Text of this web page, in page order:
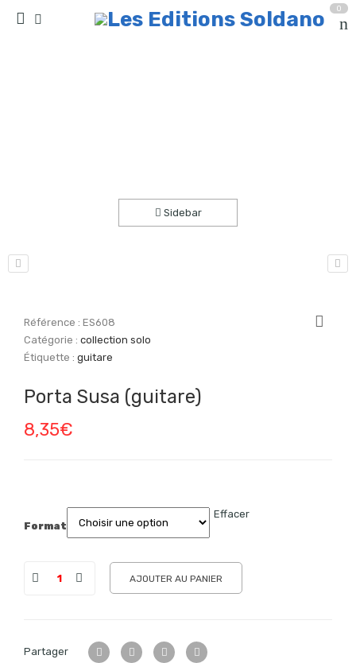
0
Sidebar
Référence :ES608
Catégorie :collection solo
Étiquette :guitare
Porta Susa (guitare)
8,35€
Format
Effacer
AJOUTER AU PANIER
Partager